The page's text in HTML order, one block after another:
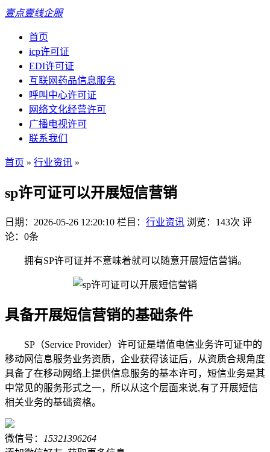
壹点壹线企服
首页
icp许可证
EDI许可证
互联网药品信息服务
呼叫中心许可证
网络文化经营许可
广播电视许可
联系我们
首页 » 行业资讯 »
sp许可证可以开展短信营销
日期：2026-05-26 12:20:10 栏目： 行业资讯 浏览：143次 评
论：0条
拥有SP许可证并不意味着就可以随意开展短信营销。
具备开展短信营销的基础条件
SP（Service Provider）许可证是增值电信业务许可证中的
移动网信息服务业务资质，企业获得该证后，从资质合规角度
具备了在移动网络上提供信息服务的基本许可，短信业务是其
中常见的服务形式之一，所以从这个层面来说,有了开展短信
相关业务的基础资格。
微信号：
15321396264